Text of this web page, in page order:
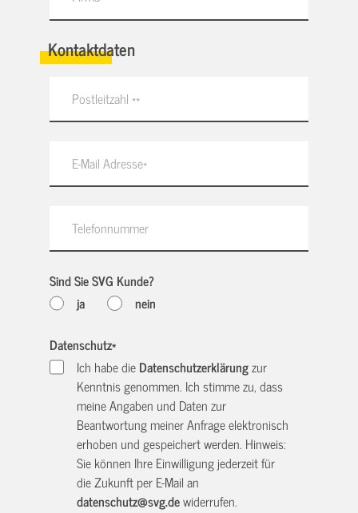
Kontaktdaten
Sind Sie SVG Kunde?
ja
nein
Datenschutz*
Ich habe dieDatenschutzerklärungzur
Kenntnis genommen. Ich stimme zu, dass
meine Angaben und Daten zur
Beantwortung meiner Anfrage elektronisch
erhoben und gespeichert werden. Hinweis:
Sie können Ihre Einwilligung jederzeit für
die Zukunft per E-Mail an
datenschutz@svg.dewiderrufen.